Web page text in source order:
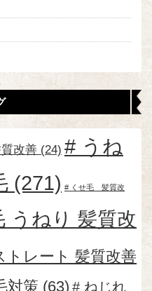
改善 (24)
うね
(271) くせ毛 髪質改
うねり 髪質改
トレート 髪質改善
対策 (63) ねじれ